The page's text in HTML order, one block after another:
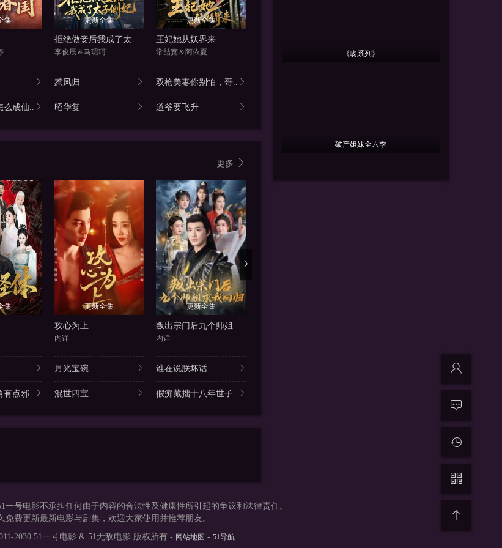
集 更新全集
拒绝做妾后我成了太子侧妃
李俊辰＆马珺珂
更新全集
王妃她从妖界来
常喆宽＆阿依夏 王家霖＆张亚迪
惹凤归 双枪美妻你别怕，哥..
么成仙.. 昭华复 道爷要飞升
更多
集 更新全集
攻心为上
内详
更新全集
叛出宗门后九个师姐求我回归
内详
月光宝碗 谁在说朕坏话
有点邪 混世四宝 假痴藏拙十八年世子..
《吻系列》
破产姐妹全六季
一号电影不承担任何由于内容的合法性及健康性所引起的争议和法律责任。
免费更新最新电影与剧集，欢迎大家使用并推荐朋友。
2030 51一号电影 & 51无敌电影 版权所有 - 网站地图 - 51导航